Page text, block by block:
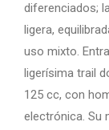
diferenciados;
ligera,
uso mixto.
ligerísima trail
125 cc, con
electrónica. Su